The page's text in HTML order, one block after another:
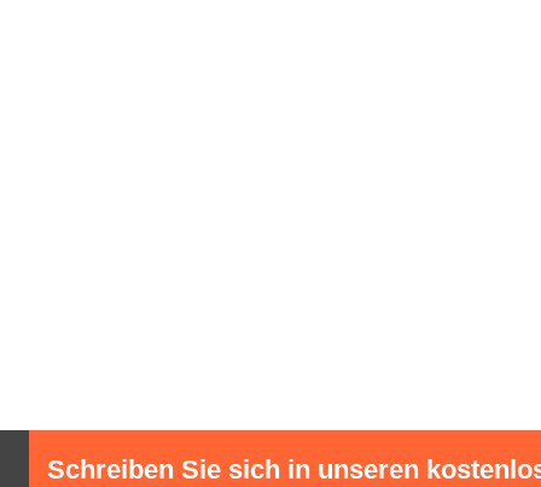
Schreiben Sie sich in unseren